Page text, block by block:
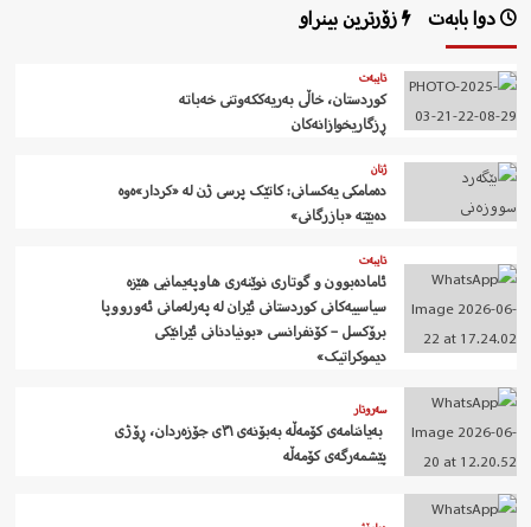
دوا بابەت زۆرترین بینراو
تایبەت
کوردستان، خاڵی بەریەککەوتنی خەباتە
ڕزگاریخوازانەکان
ژنان
دەمامکی یەکسانی: کاتێک پرسی ژن لە «کردار»ەوە
دەبێتە «بازرگانی»
تایبەت
ئامادەبوون و گوتاری نوێنەری هاوپەیمانیی هێزە
سیاسییەکانی کوردستانی ئێران لە پەرلەمانی ئەورووپا
برۆکسل – کۆنفرانسی «بونیادنانی ئێرانێکی
دیموکراتیک»
سەروتار
‍ بەیاننامەی کۆمەڵە بەبۆنەی ٣١ی جۆزەردان، ڕۆژی
پێشمەرگەی کۆمەڵە